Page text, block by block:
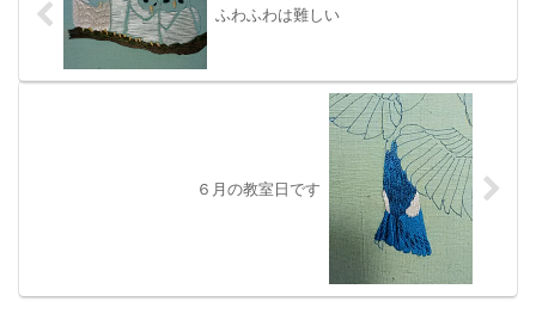
ふわふわは難しい
６月の教室日です